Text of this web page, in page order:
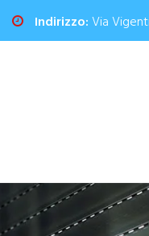
Indirizzo:Via